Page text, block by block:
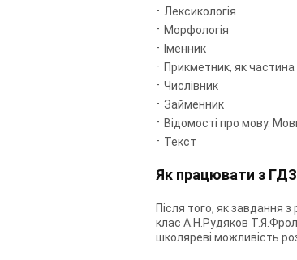
Лексикологія
Морфологія
Іменник
Прикметник, як
Числівник
Займенник
Відомості про мову.
Текст
Як працювати з ГДЗ
Після того, як завдання
клас А.Н.Рудяков
школяреві можливість